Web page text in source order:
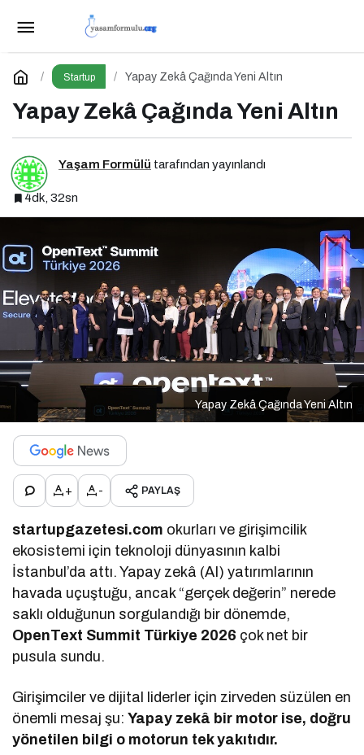
Startup Yapay Zekâ Çağında Yeni Altın
Yapay Zekâ Çağında Yeni Altın
Yaşam Formülü tarafından yayınlandı
4dk, 32sn
Yapay Zekâ Çağında Yeni Altın
+ - PAYLAŞ
startupgazetesi.com okurları ve girişimcilik
ekosistemi için teknoloji dünyasının kalbi
İstanbul’da attı. Yapay zekâ (AI) yatırımlarının
havada uçuştuğu, ancak “gerçek değerin” nerede
saklı olduğunun sorgulandığı bir dönemde,
OpenText Summit Türkiye 2026 çok net bir
pusula sundu.
Girişimciler ve dijital liderler için zirveden süzülen en
önemli mesaj şu:Yapay zekâ bir motor ise, doğru
yönetilen bilgi o motorun tek yakıtıdır.
İstanbul Gelişim Üniversitesi’nde Dijital
Markalaşma 1.0 Etkinliği Düzenlenecek
Yorum Yap